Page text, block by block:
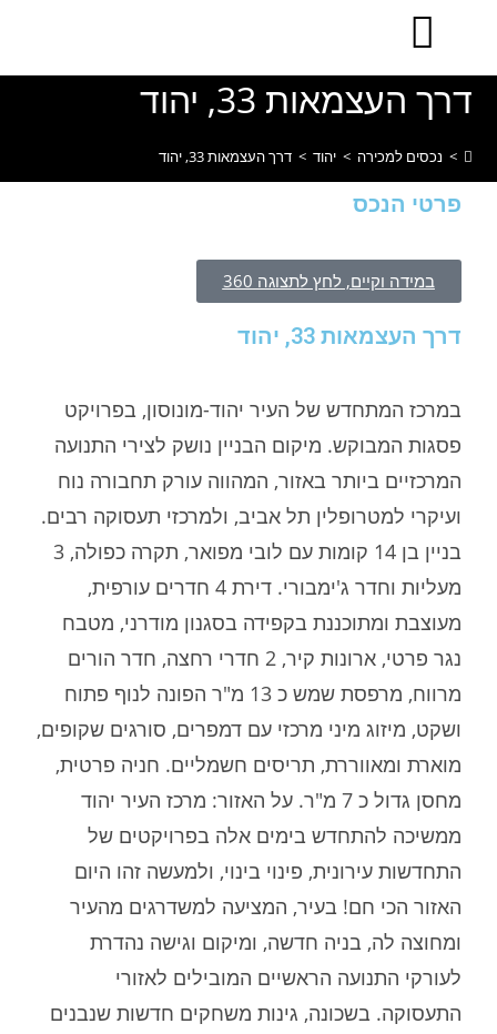
דרך העצמאות 33, יהוד
> נכסים למכירה > יהוד > דרך העצמאות 33, יהוד
פרטי הנכס
במידה וקיים, לחץ לתצוגה 360
דרך העצמאות 33, יהוד
במרכז המתחדש של העיר יהוד-מונוסון, בפרויקט
פסגות המבוקש. מיקום הבניין נושק לצירי התנועה
המרכזיים ביותר באזור, המהווה עורק תחבורה נוח
ועיקרי למטרופלין תל אביב, ולמרכזי תעסוקה רבים.
בניין בן 14 קומות עם לובי מפואר, תקרה כפולה, 3
מעליות וחדר ג'ימבורי. דירת 4 חדרים עורפית,
מעוצבת ומתוכננת בקפידה בסגנון מודרני, מטבח
נגר פרטי, ארונות קיר, 2 חדרי רחצה, חדר הורים
מרווח, מרפסת שמש כ 13 מ"ר הפונה לנוף פתוח
ושקט, מיזוג מיני מרכזי עם דמפרים, סורגים שקופים,
מוארת ומאווררת, תריסים חשמליים. חניה פרטית,
מחסן גדול כ 7 מ"ר. על האזור: מרכז העיר יהוד
ממשיכה להתחדש בימים אלה בפרויקטים של
התחדשות עירונית, פינוי בינוי, ולמעשה זהו היום
האזור הכי חם! בעיר, המציעה למשדרגים מהעיר
ומחוצה לה, בניה חדשה, ומיקום וגישה נהדרת
לעורקי התנועה הראשיים המובילים לאזורי
התעסוקה. בשכונה, גינות משחקים חדשות שנבנים